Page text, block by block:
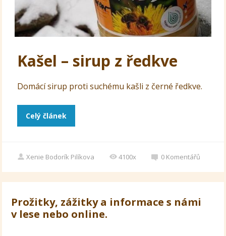
Kašel – sirup z ředkve
Domácí sirup proti suchému kašli z černé ředkve.
Celý článek
Xenie Bodorík Pilíkova 4100x 0 Komentářů
Prožitky, zážitky a informace s námi
v lese nebo online.